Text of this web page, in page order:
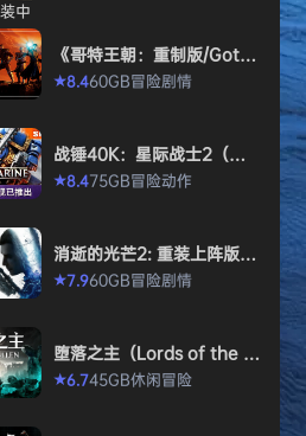
《哥特王朝：重制版/Gothi
c 1 Remake》免安装中文
版
★8.460GB冒险剧情
战锤40K：星际战士2（Wa
rhammer 40,000: Space
Marine 2）免安装中文版
★8.475GB冒险动作
消逝的光芒2: 重装上阵版
（Dying Light 2 Stay Hu
man: Reloaded Edition）
★7.960GB冒险剧情
堕落之主（Lords of the F
allen）免安装中文版
★6.745GB休闲冒险